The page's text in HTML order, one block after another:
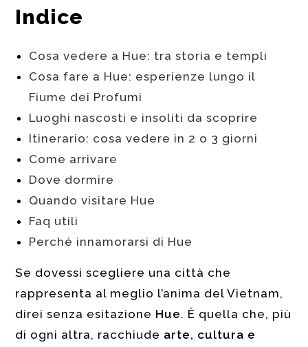
Indice
Cosa vedere a Hue: tra storia e templi
Cosa fare a Hue: esperienze lungo il
Fiume dei Profumi
Luoghi nascosti e insoliti da scoprire
Itinerario: cosa vedere in 2 o 3 giorni
Come arrivare
Dove dormire
Quando visitare Hue
Faq utili
Perché innamorarsi di Hue
Se dovessi scegliere una città che
rappresenta al meglio l’anima del Vietnam,
direi senza esitazione Hue. È quella che, più
di ogni altra, racchiude arte, cultura e